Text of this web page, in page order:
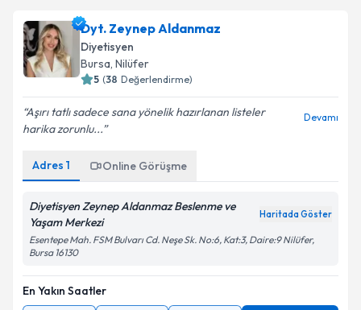
Dyt. Zeynep Aldanmaz
Diyetisyen
Bursa, Nilüfer
5 (38 Değerlendirme)
Aşırı tatlı sadece sana yönelik hazırlanan listeler
harika zorunlu...
Devamı
Adres 1 Online Görüşme
Diyetisyen Zeynep Aldanmaz Beslenme ve
Yaşam Merkezi
Haritada Göster
Esentepe Mah. FSM Bulvarı Cd. Neşe Sk. No:6, Kat:3, Daire:9 Nilüfer,
Bursa 16130
En Yakın Saatler